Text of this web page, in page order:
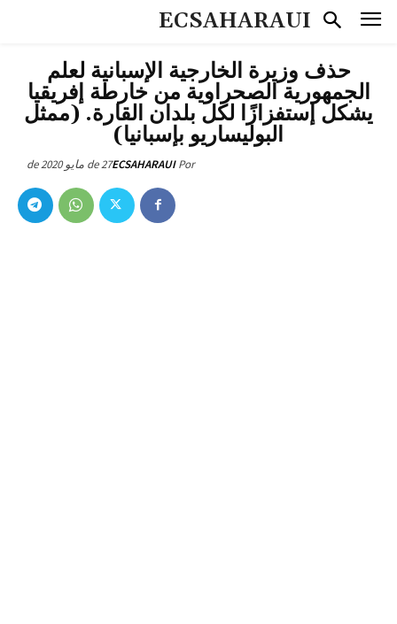
ECSAHARAUI
حذف وزيرة الخارجية الإسبانية لعلم
الجمهورية الصحراوية من خارطة إفريقيا
يشكل إستفزازًا لكل بلدان القارة. (ممثل
البوليساريو بإسبانيا)
Por
ECSAHARAUI27 de مايو de 2020